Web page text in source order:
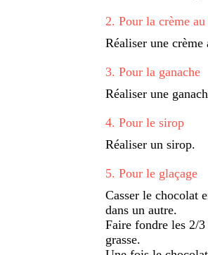
2. Pour la crème
Réaliser une crème
3. Pour la ganache
Réaliser une
4. Pour le sirop
Réaliser un sirop.
5. Pour le glaçage
Casser le chocolat
dans un autre.
Faire fondre les 2/
grasse.